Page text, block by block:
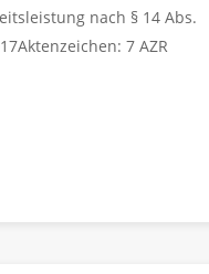
nach § 14 Abs.
7 AZR